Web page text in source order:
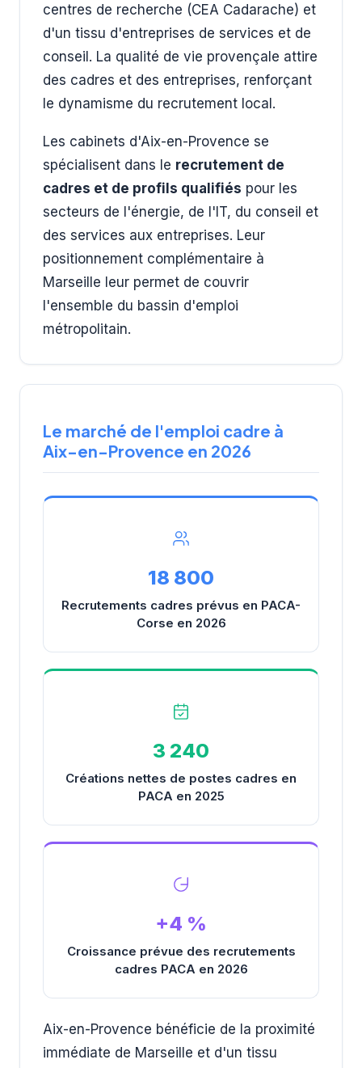
centres de recherche (CEA Cadarache) et
d'un tissu d'entreprises de services et de
conseil. La qualité de vie provençale attire
des cadres et des entreprises, renforçant
le dynamisme du recrutement local.
Les cabinets d'Aix-en-Provence se
spécialisent dans le recrutement de
cadres et de profils qualifiés pour les
secteurs de l'énergie, de l'IT, du conseil et
des services aux entreprises. Leur
positionnement complémentaire à
Marseille leur permet de couvrir
l'ensemble du bassin d'emploi
métropolitain.
Le marché de l'emploi cadre à
Aix-en-Provence en 2026
18 800
Recrutements cadres prévus en PACA-
Corse en 2026
3 240
Créations nettes de postes cadres en
PACA en 2025
+4 %
Croissance prévue des recrutements
cadres PACA en 2026
Aix-en-Provence bénéficie de la proximité
immédiate de Marseille et d'un tissu